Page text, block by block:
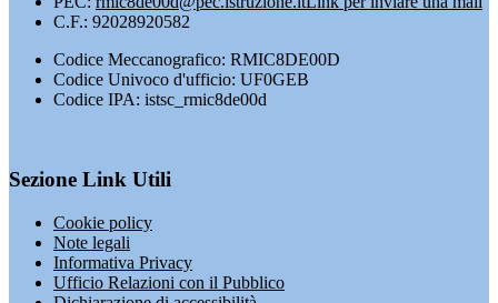
C.F.: 92028920582
Codice Meccanografico: RMIC8DE00D
Codice Univoco d'ufficio: UF0GEB
Codice IPA: istsc_rmic8de00d
Sezione Link Utili
Cookie policy
Note legali
Informativa Privacy
Ufficio Relazioni con il Pubblico